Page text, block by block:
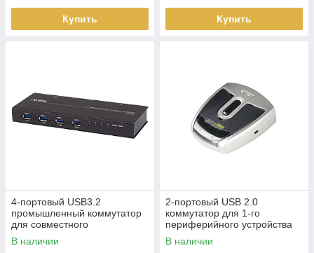
Купить Купить
4-портовый USB3.2
промышленный коммутатор
для совместного
использования 4х
периферийных устройств
В наличии
2-портовый USB 2.0
коммутатор для 1-го
периферийного устройства
US221A ATEN
В наличии